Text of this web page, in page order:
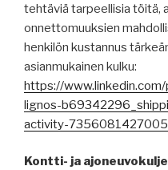
tehtäviä tarpeellisia töitä,
onnettomuuksien
henkilön kustannus
asianmukainen kulku:
https://
lignos-
activity-
Kontti- ja